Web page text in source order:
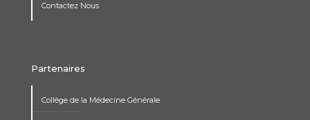
Contactez Nous
Partenaires
Collège de la Médecine Générale